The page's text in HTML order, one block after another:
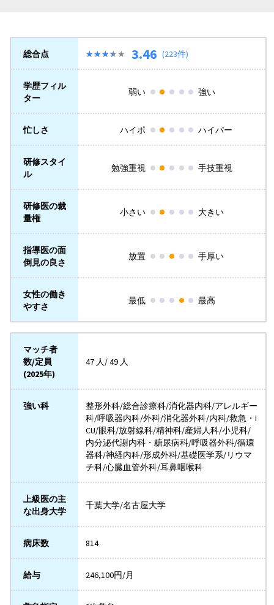
総合点 ★★★★★
★★★★★ 3.46 (223件)
学歴フィル
ター
弱い 強い
忙しさ ハイポ ハイパー
研修スタイ
ル
勉強重視 手技重視
研修医の裁
量権
小さい 大きい
指導医の面
倒見の良さ
放置 手厚い
女性の働き
やすさ
最低 最高
マッチ者
数/定員
(2025年)
47 人/ 49 人
強い科
整形外科/総合診療科/消化器内科/アレルギー
科/呼吸器内科/外科/消化器外科/内科/救急・I
CU/眼科/放射線科/精神科/産婦人科/小児科/
内分泌代謝内科・糖尿病科/呼吸器外科/循環
器科/神経内科/形成外科/基礎医学系/リウマ
チ科/心臓血管外科/耳鼻咽喉科
上級医の主
な出身大学
千葉大学/名古屋大学
病床数 814
給与 246,100円/月